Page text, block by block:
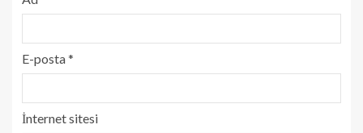
E-posta*
İnternet sitesi